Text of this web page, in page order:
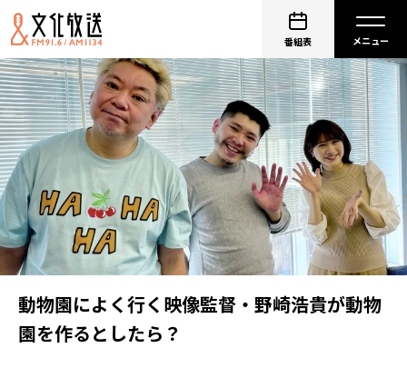
番組表
動物園によく行く映像監督・野崎浩貴が動物
園を作るとしたら？